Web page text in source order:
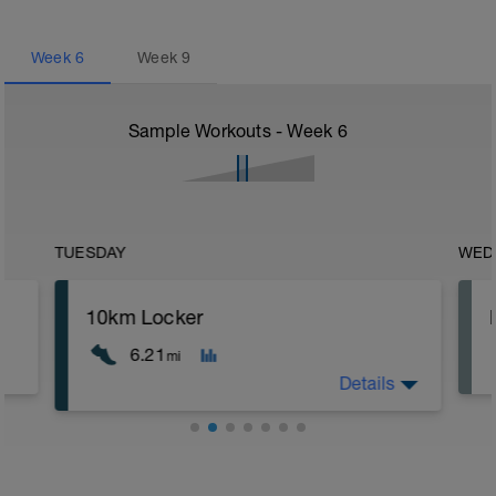
Week 6 Week9
Sample Workouts - Week 6
TUESDAY
10km Locker
6.21 mi
Details